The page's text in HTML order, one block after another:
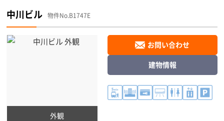
中川ビル 物件No.B1747E
外観
お問い合わせ
建物情報